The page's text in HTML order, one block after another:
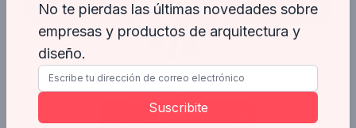
NLPX Arquitetura
Enviar mensaje
No te pierdas las últimas novedades sobre
empresas y productos de arquitectura y
diseño.
Suscribite